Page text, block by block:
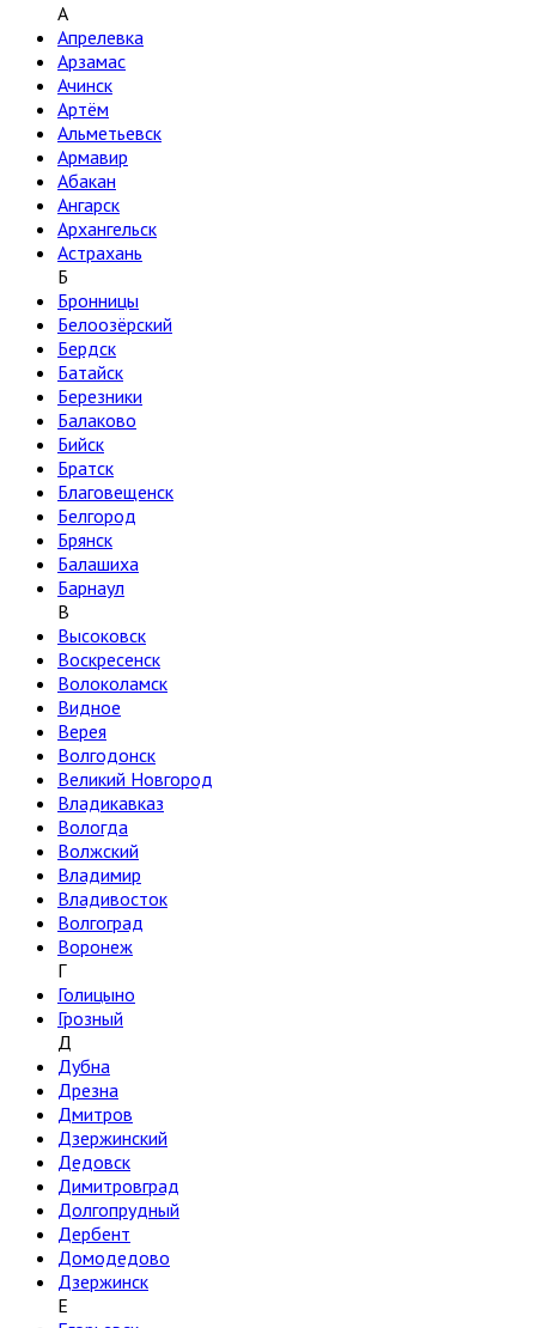
A
Апрелевка
Арзамас
Ачинск
Артём
Альметьевск
Армавир
Абакан
Ангарск
Архангельск
Астрахань
Б
Бронницы
Белоозёрский
Бердск
Батайск
Березники
Балаково
Бийск
Братск
Благовещенск
Белгород
Брянск
Балашиха
Барнаул
В
Высоковск
Воскресенск
Волоколамск
Видное
Верея
Волгодонск
Великий Новгород
Владикавказ
Вологда
Волжский
Владимир
Владивосток
Волгоград
Воронеж
Г
Голицыно
Грозный
Д
Дубна
Дрезна
Дмитров
Дзержинский
Дедовск
Димитровград
Долгопрудный
Дербент
Домодедово
Дзержинск
Е